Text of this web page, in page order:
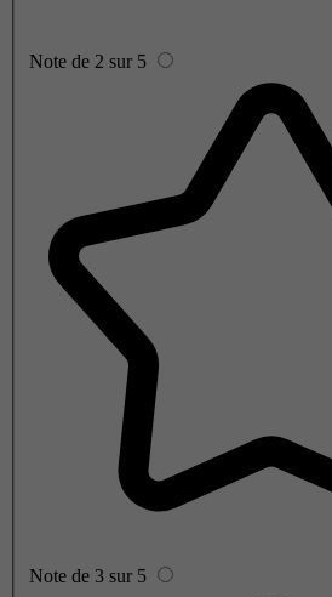
Note de 2 sur 5
Note de 3 sur 5